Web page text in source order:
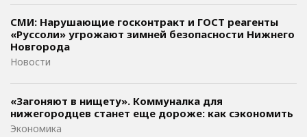
СМИ: Нарушающие госконтракт и ГОСТ реагенты
«Руссоли» угрожают зимней безопасности Нижнего
Новгорода
Новости
«Загоняют в нищету». Коммуналка для
нижегородцев станет еще дороже: как сэкономить
Экономика